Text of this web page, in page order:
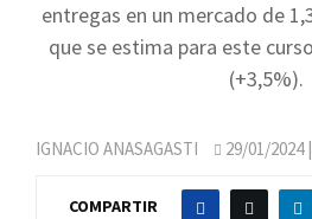
entregas en un mercado de
que se estima para este
(+3,5%).
IGNACIO ANASAGASTI 29/01/2024|
COMPARTIR